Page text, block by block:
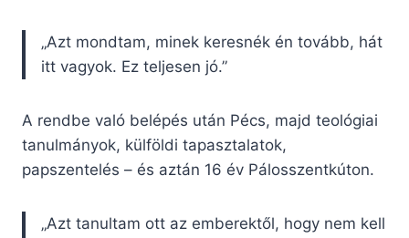
„Azt mondtam, minek keresnék én tovább, hát
itt vagyok. Ez teljesen jó.”
A rendbe való belépés után Pécs, majd teológiai
tanulmányok, külföldi tapasztalatok,
papszentelés – és aztán 16 év Pálosszentkúton.
„Azt tanultam ott az emberektől, hogy nem kell